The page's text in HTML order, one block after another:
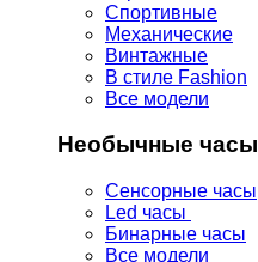
Спортивные
Механические
Винтажные
В стиле Fashion
Все модели
Необычные часы
Сенсорные часы
Led часы
Бинарные часы
Все модели